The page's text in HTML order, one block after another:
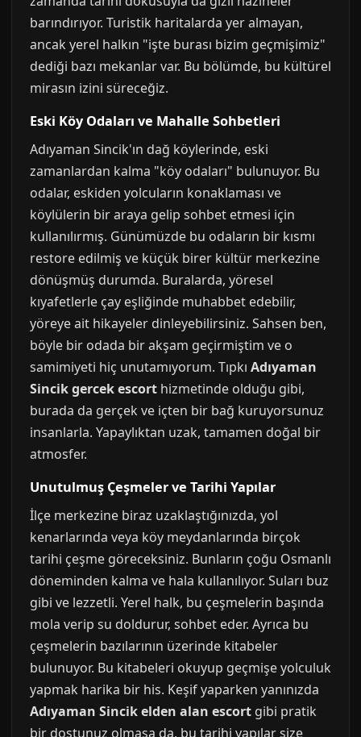
barındırıyor. Turistik haritalarda yer almayan,
ancak yerel halkın "işte burası bizim geçmişimiz"
dediği bazı mekanlar var. Bu bölümde, bu kültürel
mirasın izini süreceğiz.
Eski Köy Odaları ve Mahalle Sohbetleri
Adıyaman Sincik'ın dağ köylerinde, eski
zamanlardan kalma "köy odaları" bulunuyor. Bu
odalar, eskiden yolcuların konaklaması ve
köylülerin bir araya gelip sohbet etmesi için
kullanılırmış. Günümüzde bu odaların bir kısmı
restore edilmiş ve küçük birer kültür merkezine
dönüşmüş durumda. Buralarda, yöresel
kıyafetlerle çay eşliğinde muhabbet edebilir,
yöreye ait hikayeler dinleyebilirsiniz. Sahsen ben,
böyle bir odada bir akşam geçirmiştim ve o
samimiyeti hiç unutamıyorum. Tıpkı Adıyaman
Sincik gercek escort hizmetinde olduğu gibi,
burada da gerçek ve içten bir bağ kuruyorsunuz
insanlarla. Yapaylıktan uzak, tamamen doğal bir
atmosfer.
Unutulmuş Çeşmeler ve Tarihi Yapılar
İlçe merkezine biraz uzaklaştığınızda, yol
kenarlarında veya köy meydanlarında birçok
tarihi çeşme göreceksiniz. Bunların çoğu Osmanlı
döneminden kalma ve hala kullanılıyor. Suları buz
gibi ve lezzetli. Yerel halk, bu çeşmelerin başında
mola verip su doldurur, sohbet eder. Ayrıca bu
çeşmelerin bazılarının üzerinde kitabeler
bulunuyor. Bu kitabeleri okuyup geçmişe yolculuk
yapmak harika bir his. Keşif yaparken yanınızda
Adıyaman Sincik elden alan escort gibi pratik
bir dostunuz olmasa da, bu tarihi yapılar size